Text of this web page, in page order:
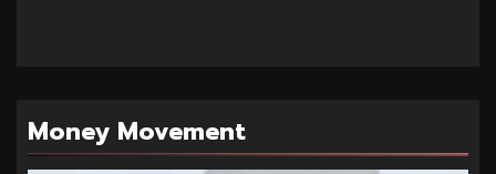
Money Movement